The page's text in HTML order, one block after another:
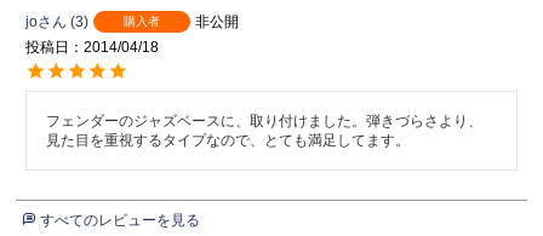
jo 3 購入者
非公開
投稿日
2014/04/18
フェンダーのジャズベースに、取り付けました。弾きづらさより、
見た目を重視するタイプなので、とても満足してます。
すべてのレビューを見る